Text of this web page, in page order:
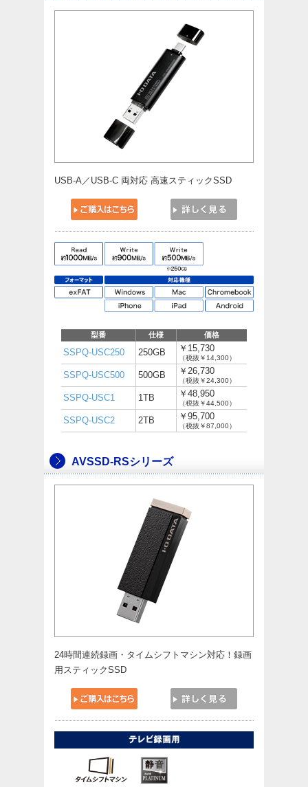
USB-A／USB-C 両対応 高速スティックSSD
型番 仕様 価格
SSPQ-USC250 250GB ￥15,730
（税抜￥14,300）
SSPQ-USC500 500GB ￥26,730
（税抜￥24,300）
SSPQ-USC1 1TB ￥48,950
（税抜￥44,500）
SSPQ-USC2 2TB ￥95,700
（税抜￥87,000）
AVSSD-RSシリーズ
24時間連続録画・タイムシフトマシン対応！録画
用スティックSSD